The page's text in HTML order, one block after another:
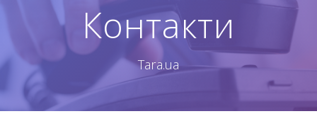
Контакти
Tara.ua